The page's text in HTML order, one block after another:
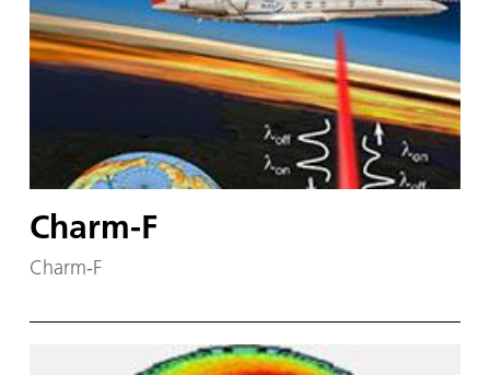
Charm-F
Charm-F